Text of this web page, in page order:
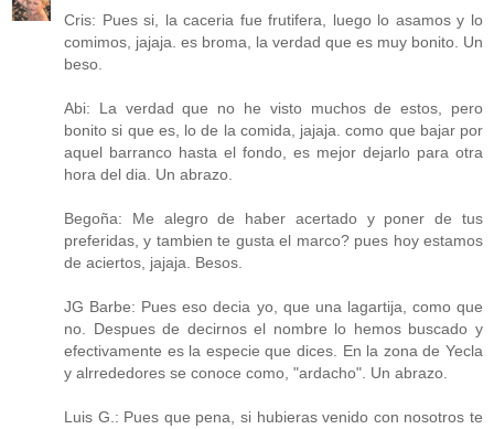
Cris: Pues si, la caceria fue frutifera, luego lo asamos y lo
comimos, jajaja. es broma, la verdad que es muy bonito. Un
beso.
Abi: La verdad que no he visto muchos de estos, pero
bonito si que es, lo de la comida, jajaja. como que bajar por
aquel barranco hasta el fondo, es mejor dejarlo para otra
hora del dia. Un abrazo.
Begoña: Me alegro de haber acertado y poner de tus
preferidas, y tambien te gusta el marco? pues hoy estamos
de aciertos, jajaja. Besos.
JG Barbe: Pues eso decia yo, que una lagartija, como que
no. Despues de decirnos el nombre lo hemos buscado y
efectivamente es la especie que dices. En la zona de Yecla
y alrrededores se conoce como, "ardacho". Un abrazo.
Luis G.: Pues que pena, si hubieras venido con nosotros te